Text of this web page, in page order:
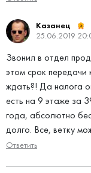
Казанец
25.06.2019
Звонил в отдел
этом срок передачи
ждать?! Да налога
есть на 9 этаже за
года, абсолютно
долго. Все, ветку
Ответить